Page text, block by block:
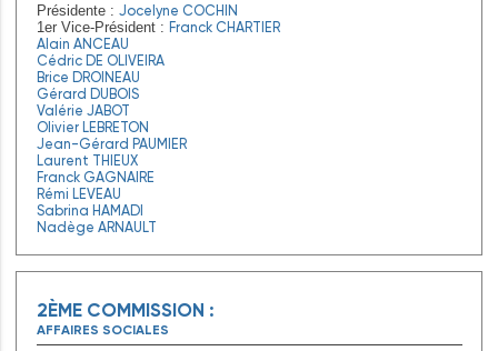
Présidente : Jocelyne COCHIN
1er Vice-Président : Franck CHARTIER
Alain ANCEAU
Cédric DE OLIVEIRA
Brice DROINEAU
Gérard DUBOIS
Valérie JABOT
Olivier LEBRETON
Jean-Gérard PAUMIER
Laurent THIEUX
Franck GAGNAIRE
Rémi LEVEAU
Sabrina HAMADI
Nadège ARNAULT
2ÈME COMMISSION :
AFFAIRES SOCIALES